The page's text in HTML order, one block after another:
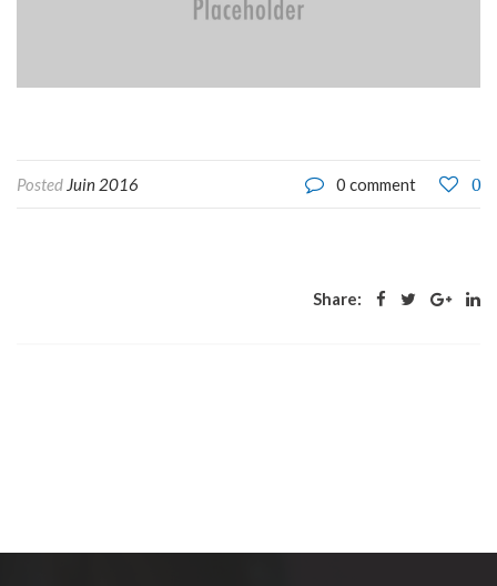
Posted Juin 2016 0 comment 0
Share: